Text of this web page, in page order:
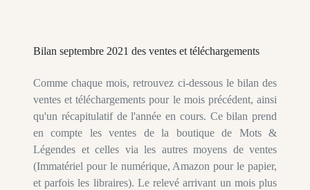
Bilan septembre 2021 des ventes et téléchargements
Comme chaque mois, retrouvez ci-dessous le bilan des
ventes et téléchargements pour le mois précédent, ainsi
qu'un récapitulatif de l'année en cours. Ce bilan prend
en compte les ventes de la boutique de Mots &
Légendes et celles via les autres moyens de ventes
(Immatériel pour le numérique, Amazon pour le papier,
et parfois les libraires). Le relevé arrivant un mois plus